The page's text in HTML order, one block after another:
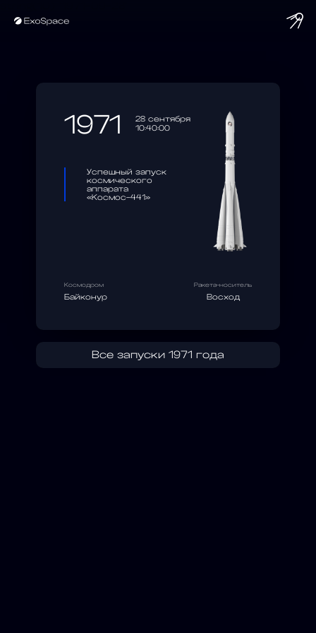
1971
28 сентября
10:40:00
Успешный запуск
космического
аппарата
«Космос-441»
Космодром
Байконур
Ракета-носитель
Восход
Все запуски 1971 года